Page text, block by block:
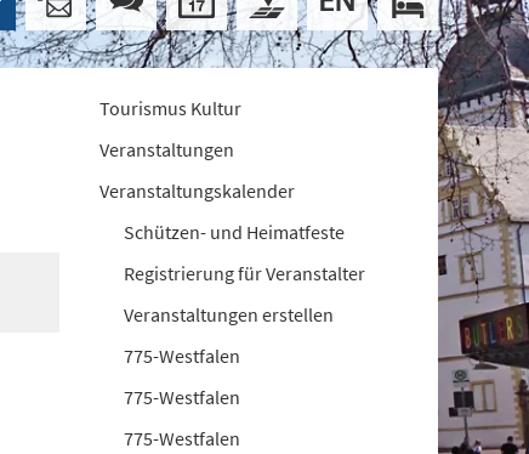
Tourismus Kultur
Veranstaltungen
Veranstaltungskalender
Schützen- und Heimatfeste
Registrierung für Veranstalter
Veranstaltungen erstellen
775-Westfalen
775-Westfalen
775-Westfalen